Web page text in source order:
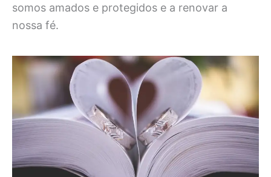
somos amados e protegidos e a renovar a
nossa fé.